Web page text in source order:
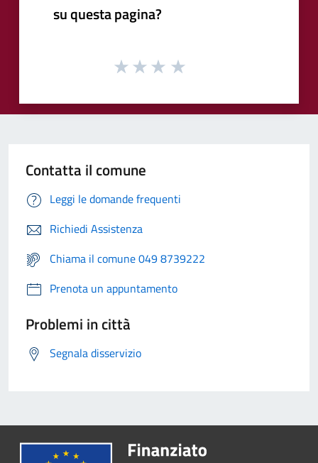
su questa pagina?
Contatta il comune
Leggi le domande frequenti
Richiedi Assistenza
Chiama il comune 049 8739222
Prenota un appuntamento
Problemi in città
Segnala disservizio